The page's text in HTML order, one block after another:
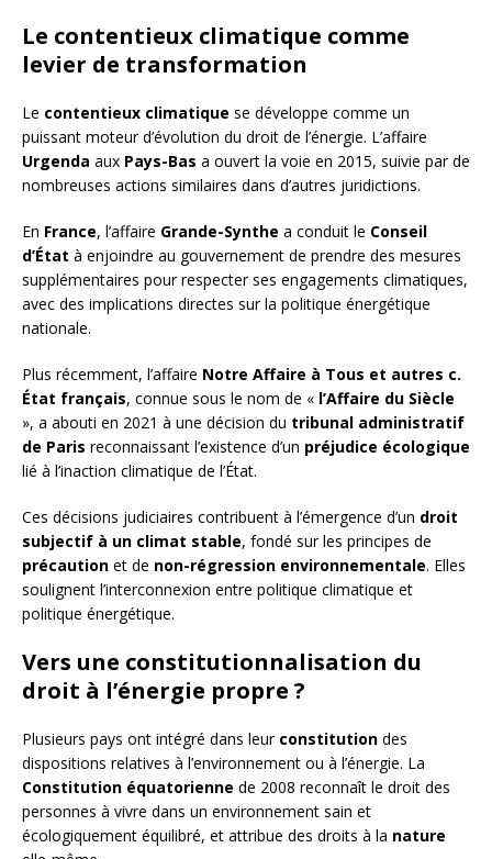
Le contentieux climatique comme
levier de transformation
Le contentieux climatique se développe comme un
puissant moteur d’évolution du droit de l’énergie. L’affaire
Urgenda aux Pays-Bas a ouvert la voie en 2015, suivie par de
nombreuses actions similaires dans d’autres juridictions.
En France, l’affaire Grande-Synthe a conduit le Conseil
d’État à enjoindre au gouvernement de prendre des mesures
supplémentaires pour respecter ses engagements climatiques,
avec des implications directes sur la politique énergétique
nationale.
Plus récemment, l’affaire Notre Affaire à Tous et autres c.
État français, connue sous le nom de « l’Affaire du Siècle
», a abouti en 2021 à une décision du tribunal administratif
de Paris reconnaissant l’existence d’un préjudice écologique
lié à l’inaction climatique de l’État.
Ces décisions judiciaires contribuent à l’émergence d’un droit
subjectif à un climat stable, fondé sur les principes de
précaution et de non-régression environnementale. Elles
soulignent l’interconnexion entre politique climatique et
politique énergétique.
Vers une constitutionnalisation du
droit à l’énergie propre ?
Plusieurs pays ont intégré dans leur constitution des
dispositions relatives à l’environnement ou à l’énergie. La
Constitution équatorienne de 2008 reconnaît le droit des
personnes à vivre dans un environnement sain et
écologiquement équilibré, et attribue des droits à la nature